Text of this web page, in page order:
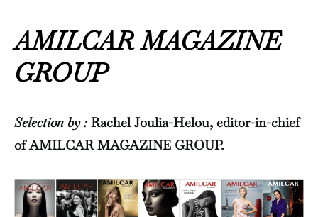
AMILCAR MAGAZINE
GROUP
Selection by : Rachel Joulia-Helou, editor-in-chief
of AMILCAR MAGAZINE GROUP.